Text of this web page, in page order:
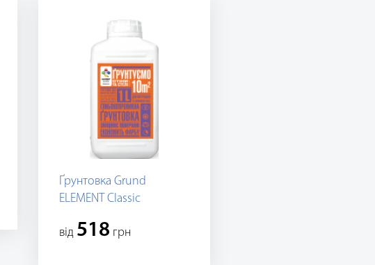
Ґрунтовка Grund
ELEMENT Classic
вiд 518 грн